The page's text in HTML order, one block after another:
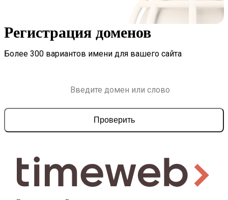
Регистрация доменов
Более 300 вариантов имени для вашего сайта
Проверить